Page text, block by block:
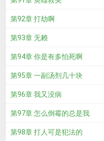
第92章 打劫啊
第93章 无赖
第94章 你是有多怕死啊
第95章 一副汤剂几十块
第96章 我又没病
第97章 怎么倒霉的总是我
第98章 打人可是犯法的